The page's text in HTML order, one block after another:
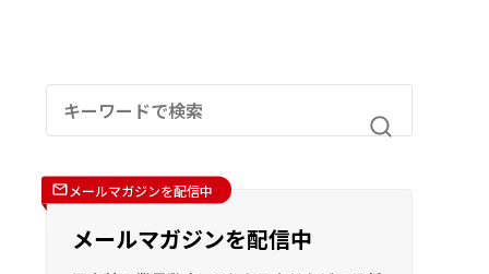
メールマガジンを配信中
メールマガジンを配信中